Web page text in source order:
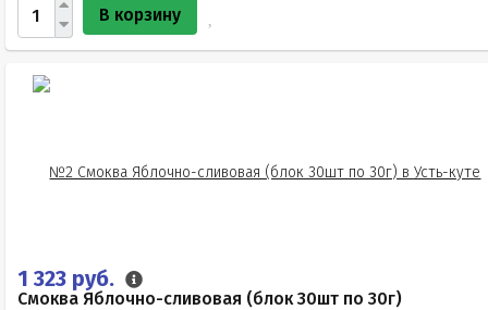
В корзину
1 323 руб.
Смоква Яблочно-сливовая (блок 30шт по 30г)